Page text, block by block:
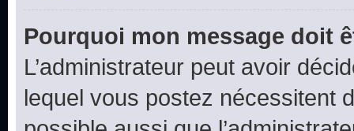
Pourquoi mon message doit
L’administrateur peut avoir
lequel vous postez nécessitent